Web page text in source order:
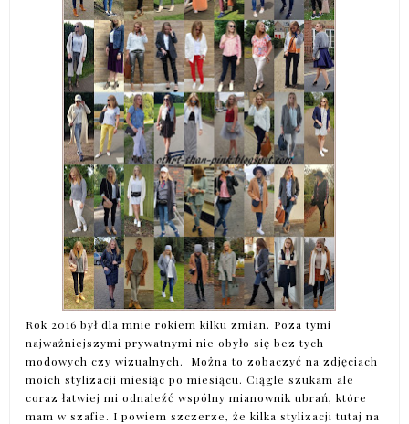
Rok 2016 był dla mnie rokiem kilku zmian. Poza tymi
najważniejszymi prywatnymi nie obyło się bez tych
modowych czy wizualnych. Można to zobaczyć na zdjęciach
moich stylizacji miesiąc po miesiącu. Ciągle szukam ale
coraz łatwiej mi odnaleźć wspólny mianownik ubrań, które
mam w szafie. I powiem szczerze, że kilka stylizacji tutaj na